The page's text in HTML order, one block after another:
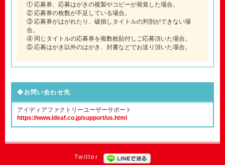
① 応募券、応募はがきの複製やコピーが発覚した場合。
② 応募券の枚数が不足している場合。
③ 応募券がはがれたり、破損しタイトルの判別ができない場
合。
④ 同じタイトルの応募券を複数枚貼付しご応募頂いた場合。
⑤ 応募はがき以外のはがき、封書などでお送り頂いた場合。
◆お問い合わせ先
アイディアファクトリーユーザーサポート
https://www.ideaf.co.jp/support/us.html
Twitter